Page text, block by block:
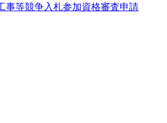
事等競争入札参加資格審査申請